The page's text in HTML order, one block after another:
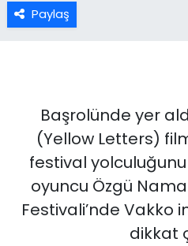
Paylaş
Başrolünde yer
(Yellow Letters)
festival yolculuğunu
oyuncu Özgü
Festivali’nde Vakko
dikkat